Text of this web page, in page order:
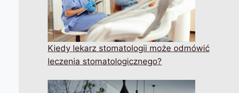
Kiedy lekarz stomatologii może odmówić
leczenia stomatologicznego?